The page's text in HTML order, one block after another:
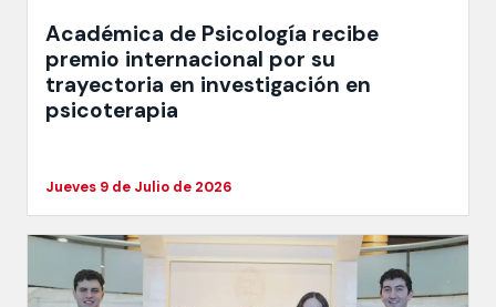
Académica de Psicología recibe
premio internacional por su
trayectoria en investigación en
psicoterapia
Jueves 9 de Julio de 2026